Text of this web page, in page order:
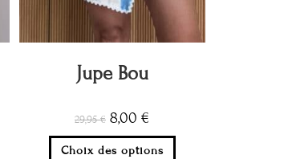
Jupe Bou
29,95€ 8,00 €
Choix des options